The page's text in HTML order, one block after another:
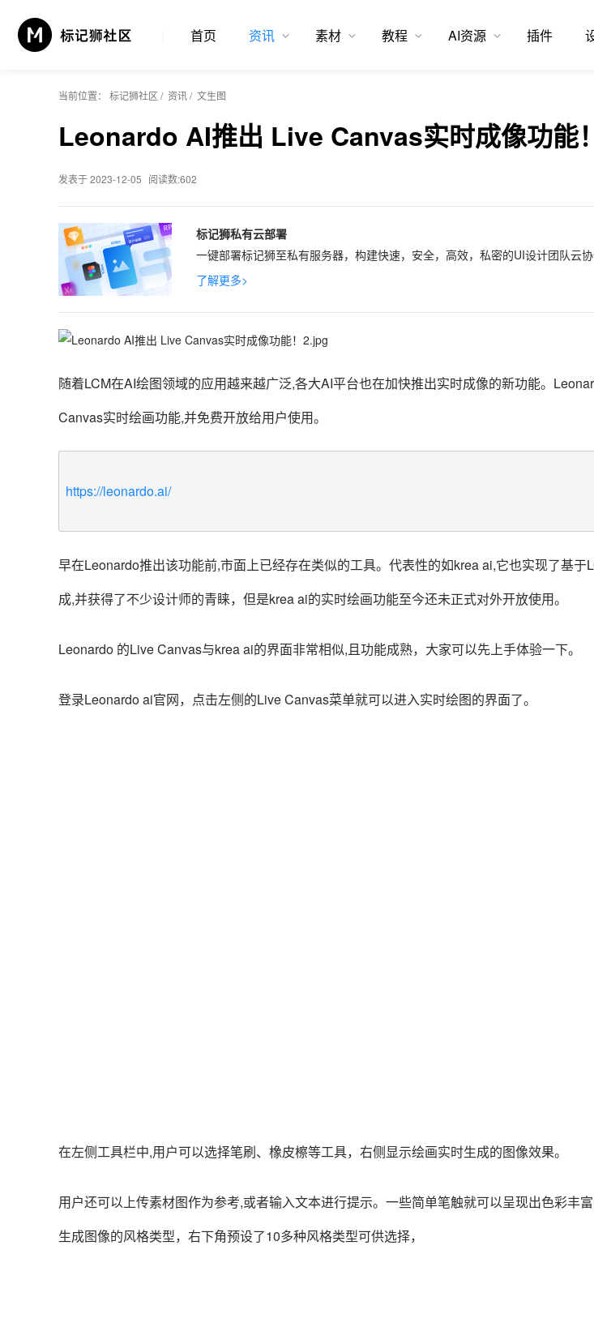
首页 资讯 素材 教程 AI资源 插件
当前位置： 标记狮社区 / 资讯/ 文生图
Leonardo AI推出 Live Canvas实时成像功能！
发表于 2023-12-05 阅读数:602
标记狮私有云部署
一键部署标记狮至私有服务器，构建快速，安全，高效，私密的UI设计团队云
了解更多>
随着LCM在AI绘图领域的应用越来越广泛,各大AI平台也在加快推出实时成像的新功能。
Canvas实时绘画功能,并免费开放给用户使用。
https://leonardo.ai/
早在Leonardo推出该功能前,市面上已经存在类似的工具。代表性的如krea ai,它也实现了基于
成,并获得了不少设计师的青睐，但是krea ai的实时绘画功能至今还未正式对外开放使用。
Leonardo 的Live Canvas与krea ai的界面非常相似,且功能成熟，大家可以先上手体验一下。
登录Leonardo ai官网，点击左侧的Live Canvas菜单就可以进入实时绘图的界面了。
在左侧工具栏中,用户可以选择笔刷、橡皮檫等工具，右侧显示绘画实时生成的图像效果。
用户还可以上传素材图作为参考,或者输入文本进行提示。一些简单笔触就可以呈现出色彩丰
生成图像的风格类型，右下角预设了10多种风格类型可供选择，